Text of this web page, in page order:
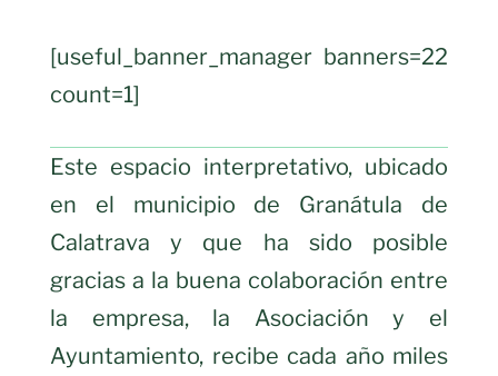
[useful_banner_manager banners=22
count=1]
Este espacio interpretativo, ubicado
en el municipio de Granátula de
Calatrava y que ha sido posible
gracias a la buena colaboración entre
la empresa, la Asociación y el
Ayuntamiento, recibe cada año miles